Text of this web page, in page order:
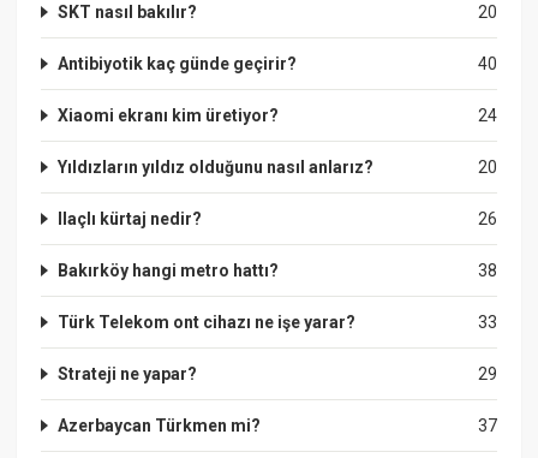
20
SKT nasıl bakılır?
40
Antibiyotik kaç günde geçirir?
24
Xiaomi ekranı kim üretiyor?
20
Yıldızların yıldız olduğunu nasıl anlarız?
26
Ilaçlı kürtaj nedir?
38
Bakırköy hangi metro hattı?
33
Türk Telekom ont cihazı ne işe yarar?
29
Strateji ne yapar?
37
Azerbaycan Türkmen mi?